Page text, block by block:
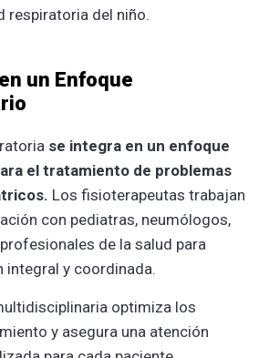
respiratoria del niño.
un Enfoque
se integra en un enfoque
el tratamiento de problemas
Los fisioterapeutas trabajan
con pediatras, neumólogos,
de la salud para
integral y coordinada.
optimiza los
y asegura una atención